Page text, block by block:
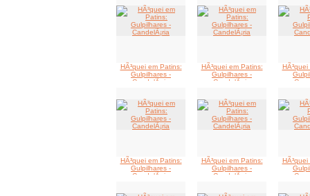
HÃ³quei em Patins:
Gulpilhares -
CandelÃ¡ria
HÃ³quei em Patins:
Gulpilhares -
CandelÃ¡ria
HÃ³quei em Patins:
Gulpilhares -
CandelÃ¡ria
HÃ³quei em Patins:
Gulpilhares -
CandelÃ¡ria